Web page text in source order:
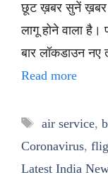
छूट ख़बर सुनें ख़बर
लागू होने वाला है।
बार लॉकडाउन नए
Read more
Tags
air service,
Coronavirus,
Latest India